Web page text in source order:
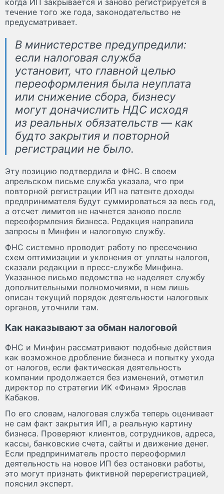
когда ИП закрывается и заново регистрируется в
течение того же года, законодательство не
предусматривает.
В министерстве предупредили:
если налоговая служба
установит, что главной целью
переоформления была неуплата
или снижение сбора, бизнесу
могут доначислить НДС исходя
из реальных обязательств — как
будто закрытия и повторной
регистрации не было.
Эту позицию подтвердила и ФНС. В своем
апрельском письме служба указала, что при
повторной регистрации ИП на патенте доходы
предпринимателя будут суммироваться за весь год,
а отсчет лимитов не начнется заново после
переоформления бизнеса. Редакция направила
запросы в Минфин и налоговую службу.
ФНС системно проводит работу по пресечению
схем оптимизации и уклонения от уплаты налогов,
сказали редакции в пресс-службе Минфина.
Указанное письмо ведомства не наделяет службу
дополнительными полномочиями, в нем лишь
описан текущий порядок деятельности налоговых
органов, уточнили там.
Как наказывают за обман налоговой
ФНС и Минфин рассматривают подобные действия
как возможное дробление бизнеса и попытку ухода
от налогов, если фактическая деятельность
компании продолжается без изменений, отметил
директор по стратегии ИК «Финам» Ярослав
Кабаков.
По его словам, налоговая служба теперь оценивает
не сам факт закрытия ИП, а реальную картину
бизнеса. Проверяют клиентов, сотрудников, адреса,
кассы, банковские счета, сайты и движение денег.
Если предприниматель просто переоформил
деятельность на новое ИП без остановки работы,
это могут признать фиктивной перерегистрацией,
пояснил эксперт.